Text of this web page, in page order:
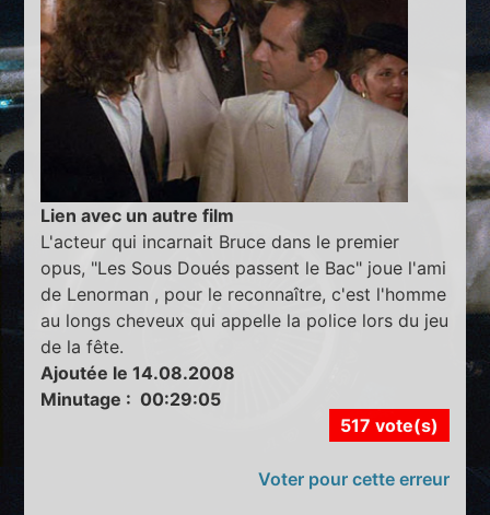
Lien avec un autre film
L'acteur qui incarnait Bruce dans le premier
opus, "Les Sous Doués passent le Bac" joue l'ami
de Lenorman , pour le reconnaître, c'est l'homme
au longs cheveux qui appelle la police lors du jeu
de la fête.
Ajoutée le 14.08.2008
Minutage : 00:29:05
517 vote(s)
Voter pour cette erreur